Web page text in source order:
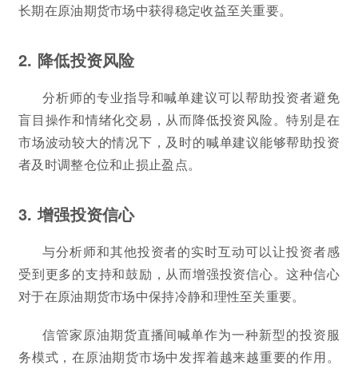
长期在原油期货市场中获得稳定收益至关重要。
2. 降低投资风险
分析师的专业指导和喊单建议可以帮助投资者避免
盲目操作和情绪化交易，从而降低投资风险。特别是在
市场波动较大的情况下，及时的喊单建议能够帮助投资
者及时调整仓位和止损止盈点。
3. 增强投资信心
与分析师和其他投资者的实时互动可以让投资者感
受到更多的支持和鼓励，从而增强投资信心。这种信心
对于在原油期货市场中保持冷静和理性至关重要。
信管家原油期货直播间喊单作为一种新型的投资服
务模式，在原油期货市场中发挥着越来越重要的作用。